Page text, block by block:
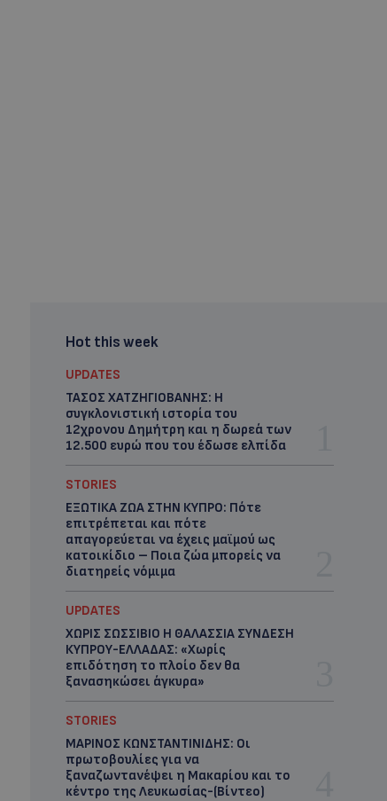
Hot this week
UPDATES
ΤΑΣΟΣ ΧΑΤΖΗΓΙΟΒΑΝΗΣ: Η
συγκλονιστική ιστορία του
12χρονου Δημήτρη και η δωρεά των
12.500 ευρώ που του έδωσε ελπίδα
STORIES
ΕΞΩΤΙΚΑ ΖΩΑ ΣΤΗΝ ΚΥΠΡΟ: Πότε
επιτρέπεται και πότε
απαγορεύεται να έχεις μαϊμού ως
κατοικίδιο – Ποια ζώα μπορείς να
διατηρείς νόμιμα
UPDATES
ΧΩΡΙΣ ΣΩΣΣΙΒΙΟ Η ΘΑΛΑΣΣΙΑ ΣΥΝΔΕΣΗ
ΚΥΠΡΟΥ-ΕΛΛΑΔΑΣ: «Χωρίς
επιδότηση το πλοίο δεν θα
ξανασηκώσει άγκυρα»
STORIES
ΜΑΡΙΝΟΣ ΚΩΝΣΤΑΝΤΙΝΙΔΗΣ: Οι
πρωτοβουλίες για να
ξαναζωντανέψει η Μακαρίου και το
κέντρο της Λευκωσίας-(Βίντεο)